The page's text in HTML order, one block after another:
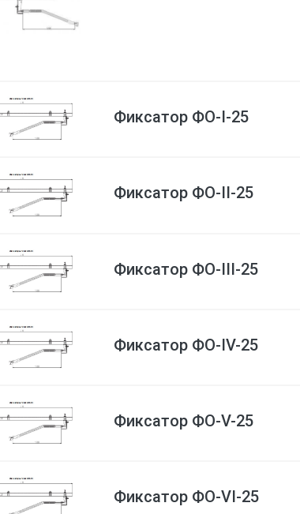
Фиксатор ФО-I-25
Фиксатор ФО-II-25
Фиксатор ФО-III-25
Фиксатор ФО-IV-25
Фиксатор ФО-V-25
Фиксатор ФО-VI-25